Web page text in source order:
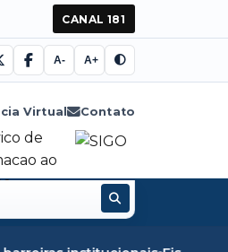
CANAL 181
A- A+
Virtual Contato